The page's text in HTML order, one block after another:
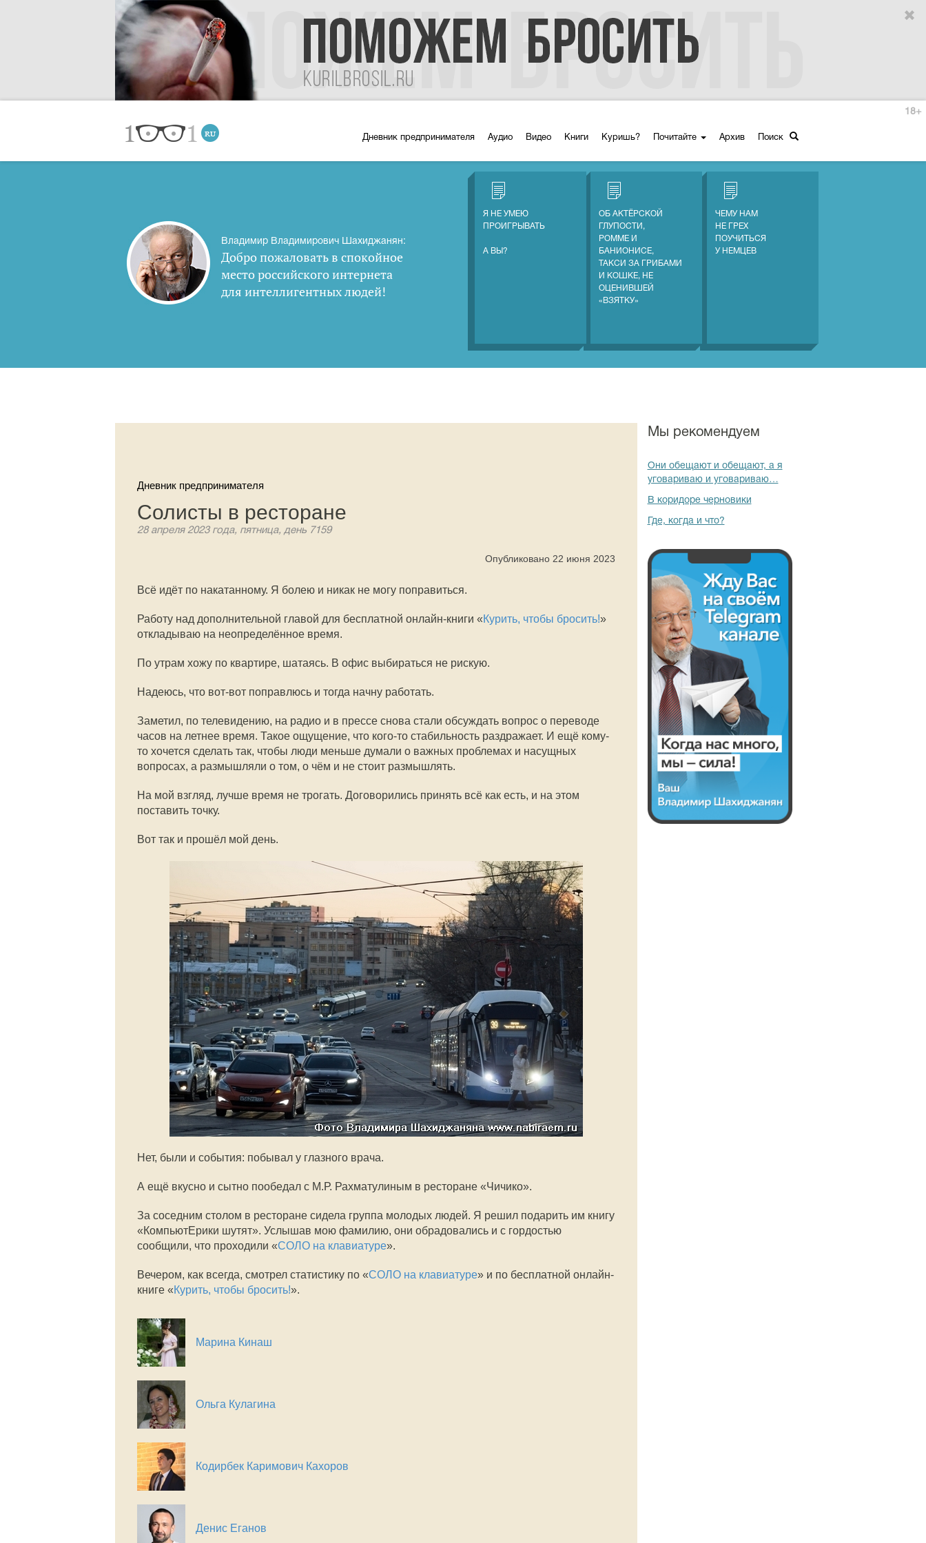
Дневник предпринимателя Аудио Видео Книги Куришь? Почитайте Архив Поиск
18+
Владимир Владимирович Шахиджанян:
Добро пожаловать в спокойное
место российского интернета
для интеллигентных людей!
Я НЕ УМЕЮ
ПРОИГРЫВАТЬ
А ВЫ?
ОБ АКТЁРСКОЙ
ГЛУПОСТИ,
РОММЕ И
БАНИОНИСЕ,
ТАКСИ ЗА ГРИБАМИ
И КОШКЕ, НЕ
ОЦЕНИВШЕЙ
«ВЗЯТКУ»
ЧЕМУ НАМ
НЕ ГРЕХ
ПОУЧИТЬСЯ
У НЕМЦЕВ
Дневник предпринимателя
Солисты в ресторане
28 апреля 2023 года, пятница, день 7159
Опубликовано 22 июня 2023
Всё идёт по накатанному. Я болею и никак не могу поправиться.
Работу над дополнительной главой для бесплатной онлайн-книги «Курить, чтобы бросить!»
откладываю на неопределённое время.
По утрам хожу по квартире, шатаясь. В офис выбираться не рискую.
Надеюсь, что вот-вот поправлюсь и тогда начну работать.
Заметил, по телевидению, на радио и в прессе снова стали обсуждать вопрос о переводе
часов на летнее время. Такое ощущение, что кого-то стабильность раздражает. И ещё кому-
то хочется сделать так, чтобы люди меньше думали о важных проблемах и насущных
вопросах, а размышляли о том, о чём и не стоит размышлять.
На мой взгляд, лучше время не трогать. Договорились принять всё как есть, и на этом
поставить точку.
Вот так и прошёл мой день.
Нет, были и события: побывал у глазного врача.
А ещё вкусно и сытно пообедал с М.Р. Рахматулиным в ресторане «Чичико».
За соседним столом в ресторане сидела группа молодых людей. Я решил подарить им книгу
«КомпьютЕрики шутят». Услышав мою фамилию, они обрадовались и с гордостью
сообщили, что проходили «СОЛО на клавиатуре».
Вечером, как всегда, смотрел статистику по «СОЛО на клавиатуре» и по бесплатной онлайн-
книге «Курить, чтобы бросить!».
Марина Кинаш
Ольга Кулагина
Кодирбек Каримович Кахоров
Денис Еганов
Мы рекомендуем
Они обещают и обещают, а я
уговариваю и уговариваю…
В коридоре черновики
Где, когда и что?